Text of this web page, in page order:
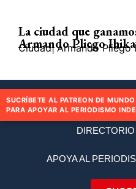
La ciudad que
Armando Pliego
Ciudad| Armando Pliego
DIRECTORIO
APOYA AL
SUCRÍBETE AL PATREON DE
PARA APOYAR AL PERIODISMO